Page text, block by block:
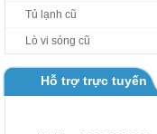
Tủ lạnh cũ
Lò vi sóng cũ
Hỗ trợ trực tuyến